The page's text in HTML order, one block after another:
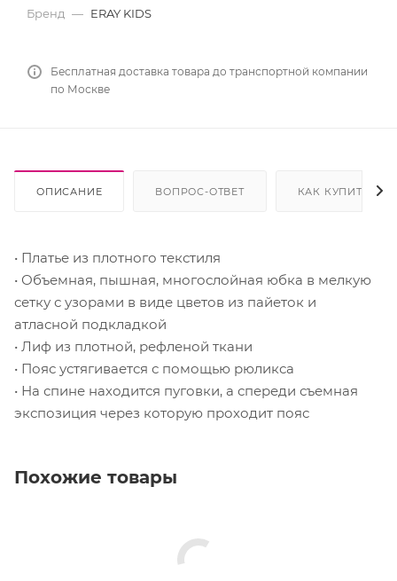
Бренд — ERAY KIDS
Бесплатная доставка товара до транспортной компании
по Москве
ОПИСАНИЕ ВОПРОС-ОТВЕТ КАК КУПИТЬ
• Платье из плотного текстиля
• Объемная, пышная, многослойная юбка в мелкую
сетку с узорами в виде цветов из пайеток и
атласной подкладкой
• Лиф из плотной, рефленой ткани
• Пояс устягивается с помощью рюликса
• На спине находится пуговки, а спереди съемная
экспозиция через которую проходит пояс
Похожие товары